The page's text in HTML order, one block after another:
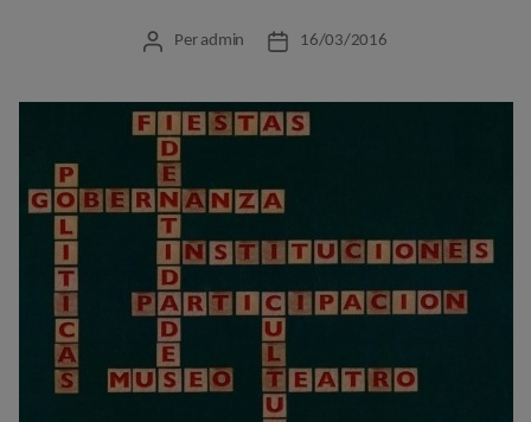
Autor
Per admin
Data16/03/2016